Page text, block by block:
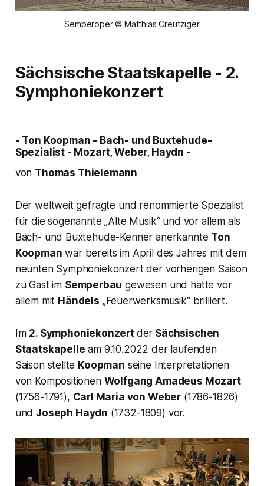
Semperoper © Matthias Creutziger
Sächsische Staatskapelle - 2.
Symphoniekonzert
- Ton Koopman - Bach- und Buxtehude-
Spezialist - Mozart, Weber, Haydn -
von Thomas Thielemann
Der weltweit gefragte und renommierte Spezialist
für die sogenannte „Alte Musik“ und vor allem als
Bach- und Buxtehude-Kenner anerkannte Ton
Koopman war bereits im April des Jahres mit dem
neunten Symphoniekonzert der vorherigen Saison
zu Gast im Semperbau gewesen und hatte vor
allem mit Händels „Feuerwerksmusik“ brilliert.
Im 2. Symphoniekonzert der Sächsischen
Staatskapelle am 9.10.2022 der laufenden
Saison stellte Koopman seine Interpretationen
von Kompositionen Wolfgang Amadeus Mozart
(1756-1791), Carl Maria von Weber (1786-1826)
undJoseph Haydn (1732-1809) vor.